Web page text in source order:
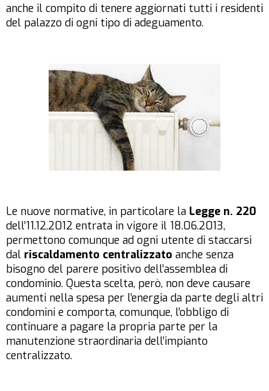
anche il compito di tenere aggiornati tutti i residenti
del palazzo di ogni tipo di adeguamento.
Le nuove normative, in particolare la Legge n. 220
dell’11.12.2012 entrata in vigore il 18.06.2013,
permettono comunque ad ogni utente di staccarsi
dal riscaldamento centralizzato anche senza
bisogno del parere positivo dell’assemblea di
condominio. Questa scelta, però, non deve causare
aumenti nella spesa per l’energia da parte degli altri
condomini e comporta, comunque, l’obbligo di
continuare a pagare la propria parte per la
manutenzione straordinaria dell’impianto
centralizzato.